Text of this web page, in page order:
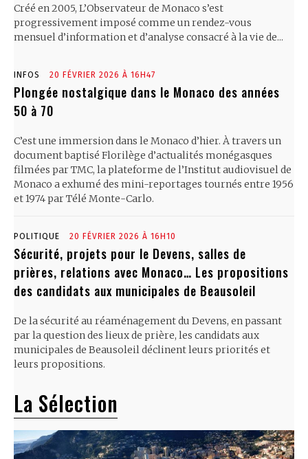
Créé en 2005, L’Observateur de Monaco s’est
progressivement imposé comme un rendez-vous
mensuel d’information et d’analyse consacré à la vie de...
INFOS 20 FÉVRIER 2026 À 16H47
Plongée nostalgique dans le Monaco des années
50 à 70
C’est une immersion dans le Monaco d’hier. À travers un
document baptisé Florilège d’actualités monégasques
filmées par TMC, la plateforme de l’Institut audiovisuel de
Monaco a exhumé des mini-reportages tournés entre 1956
et 1974 par Télé Monte-Carlo.
POLITIQUE 20 FÉVRIER 2026 À 16H10
Sécurité, projets pour le Devens, salles de
prières, relations avec Monaco… Les propositions
des candidats aux municipales de Beausoleil
De la sécurité au réaménagement du Devens, en passant
par la question des lieux de prière, les candidats aux
municipales de Beausoleil déclinent leurs priorités et
leurs propositions.
La Sélection